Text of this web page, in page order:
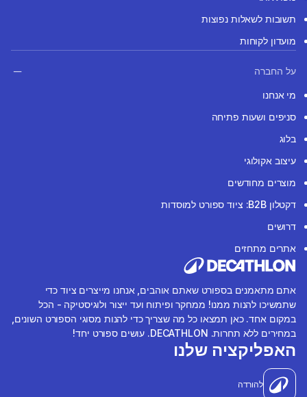
תשובות לשאלות נפוצות
מועדון לקוחות
על החברה
מי אנחנו
סניפים ושעות פתיחה
בלוג
עיצוב אקולוגי
מוצרים מחודשים
דקטלון B2B: ציוד ספורט למוסדות
דרושים
אתרים מתחזים
אתם מתאמנים בספורט שאתם אוהבים, אנחנו מייצרים ציוד כדי
שתמשיכו להנות ממנו! ממחקר ופיתוח ועד ייצור ולוגיסטיקה - הכל
במקום אחד. כאן תמצאו כל מה שצריך כדי להנות מסוגי הספורט השונים,
במחירים ללא תחרות. DECATHLON. עושים ספורט יחד!
האפליקציה שלנו
להורדה